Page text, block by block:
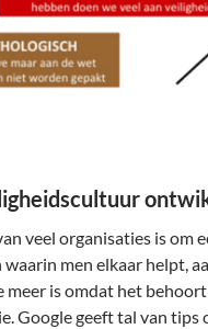
veel organisaties is om
waarin men elkaar helpt,
meer is omdat het
Google geeft tal van